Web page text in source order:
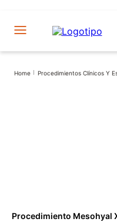
Procedimientos Clínicos Y
Procedimiento Mesohyal